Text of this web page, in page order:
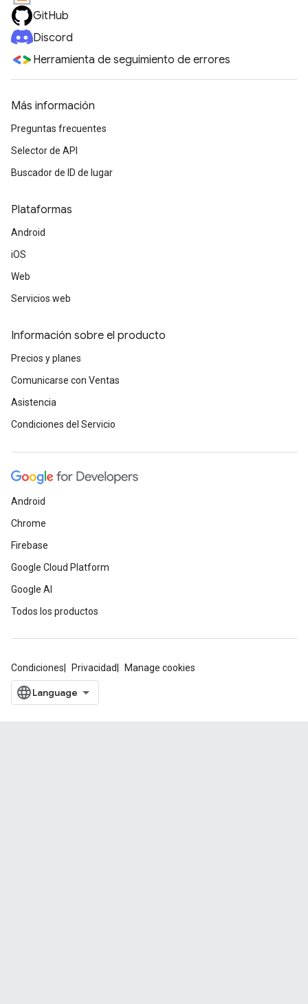
GitHub
Discord
Herramienta de seguimiento de errores
Más información
Preguntas frecuentes
Selector de API
Buscador de ID de lugar
Plataformas
Android
iOS
Web
Servicios web
Información sobre el producto
Precios y planes
Comunicarse con Ventas
Asistencia
Condiciones del Servicio
Android
Chrome
Firebase
Google Cloud Platform
Google AI
Todos los productos
Condiciones Privacidad Manage cookies